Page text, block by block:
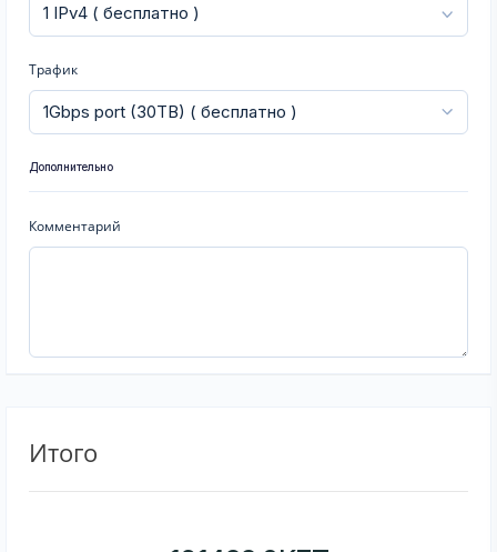
Трафик
Дополнительно
Комментарий
Итого